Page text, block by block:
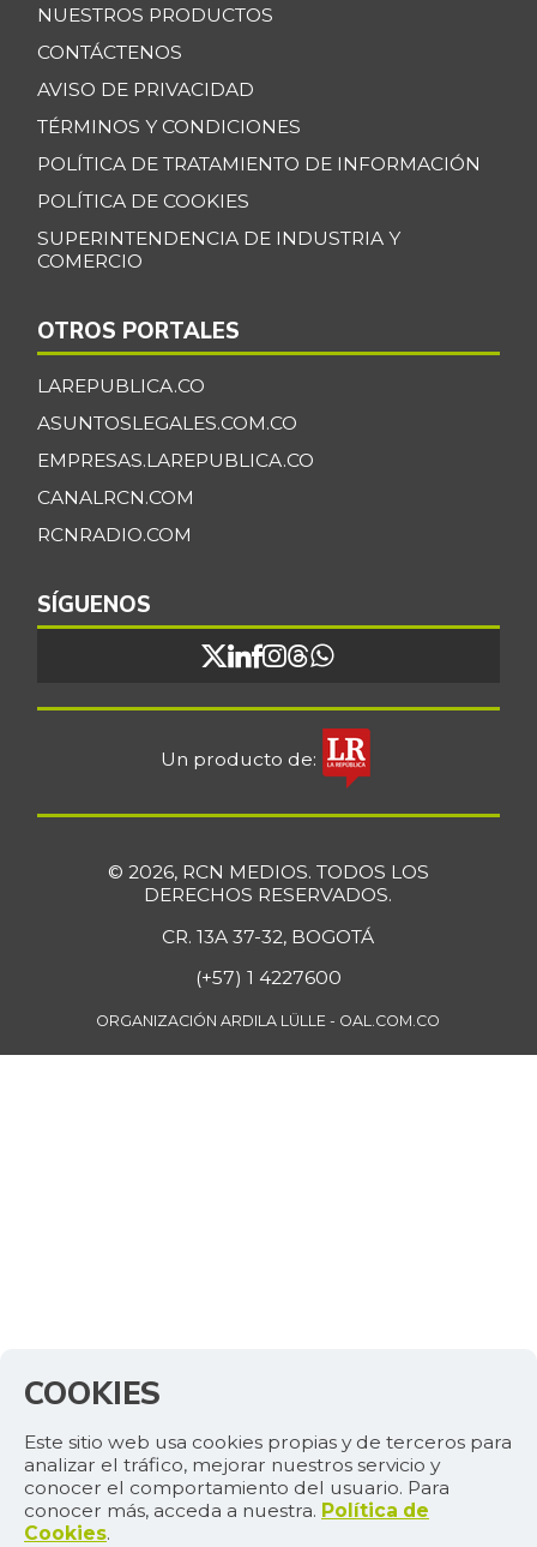
NUESTROS PRODUCTOS
CONTÁCTENOS
AVISO DE PRIVACIDAD
TÉRMINOS Y CONDICIONES
POLÍTICA DE TRATAMIENTO DE INFORMACIÓN
POLÍTICA DE COOKIES
SUPERINTENDENCIA DE INDUSTRIA Y
COMERCIO
OTROS PORTALES
LAREPUBLICA.CO
ASUNTOSLEGALES.COM.CO
EMPRESAS.LAREPUBLICA.CO
CANALRCN.COM
RCNRADIO.COM
SÍGUENOS
Un producto de:
© 2026, RCN MEDIOS. TODOS LOS
DERECHOS RESERVADOS.
CR. 13A 37-32, BOGOTÁ
(+57) 1 4227600
ORGANIZACIÓN ARDILA LÜLLE - OAL.COM.CO
COOKIES
Este sitio web usa cookies propias y de terceros para
analizar el tráfico, mejorar nuestros servicio y
conocer el comportamiento del usuario. Para
conocer más, acceda a nuestra. Política de
Cookies.